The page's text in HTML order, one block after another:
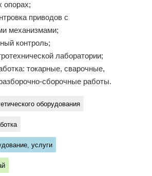
опорах;
приводов с
механизмами;
контроль;
лаборатории;
токарные, сварочные,
сборочные работы.
оборудования
услуги